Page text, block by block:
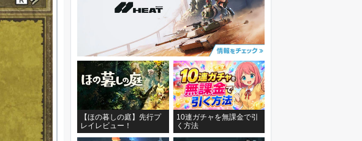
【ほの暮しの庭】先行プ
レイレビュー！
10連ガチャを無課金で引
く方法